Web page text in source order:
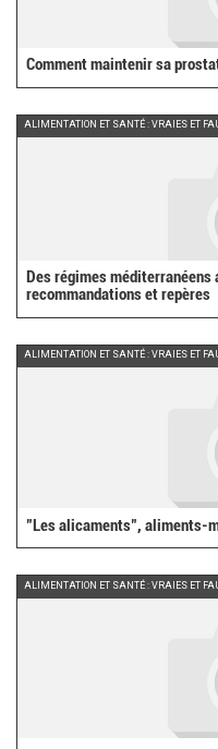
Comment maintenir sa
ALIMENTATION ET SANTÉ : VRAIES ET
Des régimes
recommandations et repères
ALIMENTATION ET SANTÉ : VRAIES ET
"Les alicaments", aliments-
ALIMENTATION ET SANTÉ : VRAIES ET